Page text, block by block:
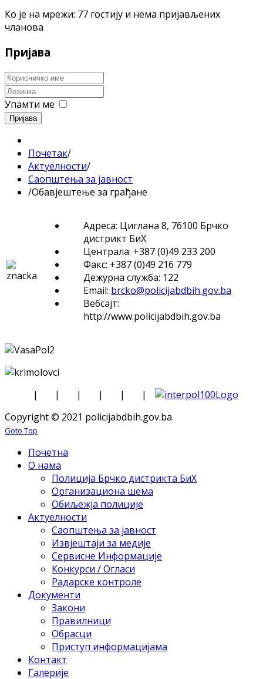
Ко је на мрежи: 77 гостију и нема пријављених
чланова
Пријава
Упамти ме
Пријава
Почетак/
Актуелности/
Саопштења за јавност
/Обавјештење за грађане
Адреса: Циглана 8, 76100 Брчко
дистрикт БиХ
Централа: +387 (0)49 233 200
Факс: +387 (0)49 216 779
Дежурна служба: 122
Email: brcko@policijabdbih.gov.ba
Вебсајт:
http://www.policijabdbih.gov.ba
| | | | |
|
Copyright © 2021 policijabdbih.gov.ba
Goto Top
Почетна
О нама
Полиција Брчко дистрикта БиХ
Организациона шема
Обиљежја полиције
Актуелности
Саопштења за јавност
Извјештаји за медије
Сервисне Информације
Конкурси / Огласи
Радарске контроле
Документи
Закони
Правилници
Обрасци
Приступ информацијама
Контакт
Галерије